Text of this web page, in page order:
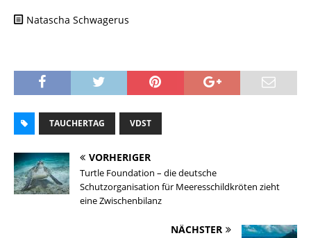
Natascha Schwagerus
TAUCHERTAG VDST
VORHERIGER
Turtle Foundation – die deutsche
Schutzorganisation für Meeresschildkröten zieht
eine Zwischenbilanz
NÄCHSTER